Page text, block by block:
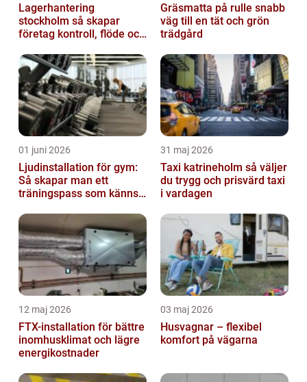
Lagerhantering
stockholm så skapar
företag kontroll, flöde och
Gräsmatta på rulle snabb
väg till en tät och grön
trädgård
01 juni 2026
Ljudinstallation för gym:
Så skapar man ett
träningspass som känns i
31 maj 2026
Taxi katrineholm så väljer
du trygg och prisvärd taxi
i vardagen
12 maj 2026
FTX-installation för bättre
inomhusklimat och lägre
energikostnader
03 maj 2026
Husvagnar – flexibel
komfort på vägarna